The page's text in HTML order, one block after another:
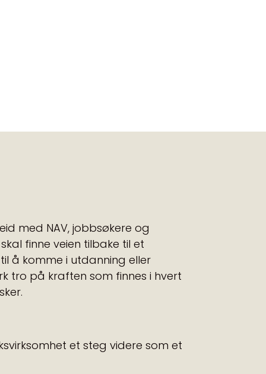
med NAV, jobbsøkere og
finne veien tilbake til et
å komme i utdanning eller
tro på kraften som finnes i hvert
et steg videre som et